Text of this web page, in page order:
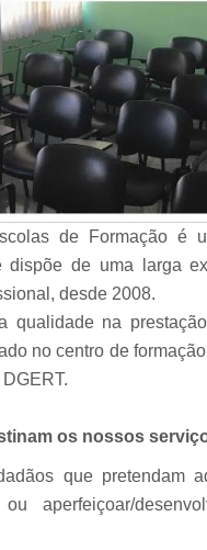
de Formação é
dispõe de uma larga
desde 2008.
qualidade na
no centro de
os nossos
que pretendam
ou aperfeiçoar/